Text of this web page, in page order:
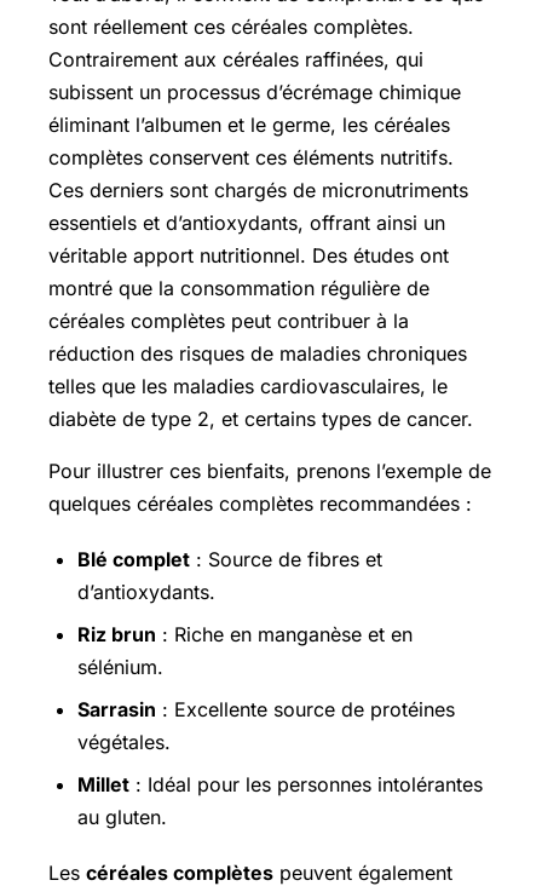
sont réellement ces céréales complètes.
Contrairement aux céréales raffinées, qui
subissent un processus d’écrémage chimique
éliminant l’albumen et le germe, les céréales
complètes conservent ces éléments nutritifs.
Ces derniers sont chargés de micronutriments
essentiels et d’antioxydants, offrant ainsi un
véritable apport nutritionnel. Des études ont
montré que la consommation régulière de
céréales complètes peut contribuer à la
réduction des risques de maladies chroniques
telles que les maladies cardiovasculaires, le
diabète de type 2, et certains types de cancer.
Pour illustrer ces bienfaits, prenons l’exemple de
quelques céréales complètes recommandées :
Blé complet : Source de fibres et
d’antioxydants.
Riz brun : Riche en manganèse et en
sélénium.
Sarrasin : Excellente source de protéines
végétales.
Millet : Idéal pour les personnes intolérantes
au gluten.
Les céréales complètes peuvent également